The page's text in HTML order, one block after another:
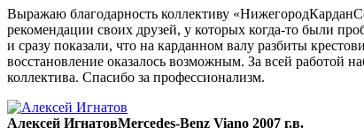
Выражаю благодарность коллективу
рекомендации своих друзей, у которых когда-то были
и сразу показали, что на карданном валу разбиты
восстановление оказалось возможным. За всей работой
коллектива. Спасибо за профессионализм.
Алексей ИгнатовMercedes-Benz Viano 2007 г.в.